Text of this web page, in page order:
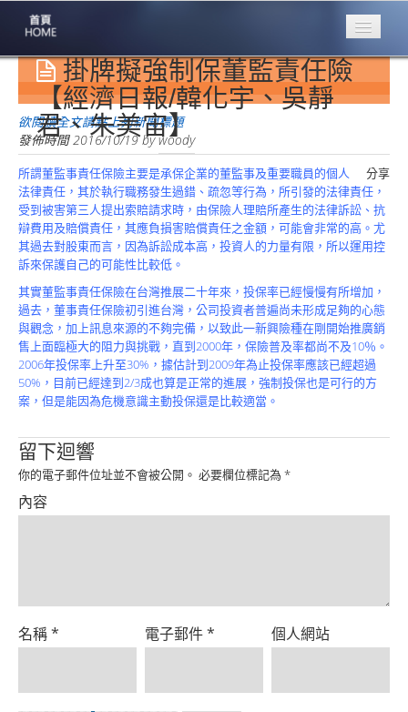
專業豐林
Professional
保險大家談
1386集
台灣商業保險
第一品牌
關於豐林
About
服務項目
Service
火災保額
估算系統
商品簡介
Product
掛牌擬強制保董監責任險
【經濟日報/韓化宇、吳靜
君、朱美宙】
欲閱讀全文請點上列新聞標題
發佈時間2016/10/19bywoody
分享
所謂董監事責任保險主要是承保企業的董監事及重要職員的個人
法律責任，其於執行職務發生過錯、疏忽等行為，所引發的法律責任，
受到被害第三人提出索賠請求時，由保險人理賠所產生的法律訴訟、抗
辯費用及賠償責任，其應負損害賠償責任之金額，可能會非常的高。尤
其過去對股東而言，因為訴訟成本高，投資人的力量有限，所以運用控
訴來保護自己的可能性比較低。
其實董監事責任保險在台灣推展二十年來，投保率已經慢慢有所增加，
過去，董事責任保險初引進台灣，公司投資者普遍尚未形成足夠的心態
與觀念，加上訊息來源的不夠完備，以致此一新興險種在剛開始推廣銷
售上面臨極大的阻力與挑戰，直到2000年，保險普及率都尚不及10％。
2006年投保率上升至30%，據估計到2009年為止投保率應該已經超過
50%，目前已經達到2/3成也算是正常的進展，強制投保也是可行的方
案，但是能因為危機意識主動投保還是比較適當。
留下迴響
你的電子郵件位址並不會被公開。 必要欄位標記為 *
內容
名稱* 電子郵件* 個人網站